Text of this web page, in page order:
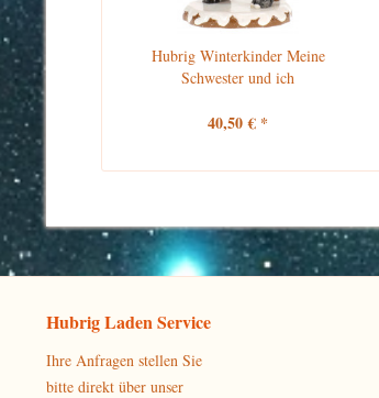
Hubrig Winterkinder Meine
Schwester und ich
40,50 € *
Hubrig Laden Service
Ihre Anfragen stellen Sie
bitte direkt über unser